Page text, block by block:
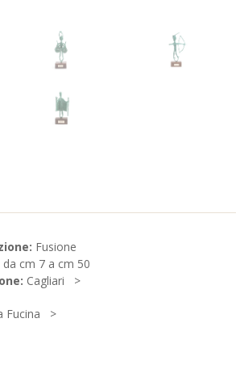
Fusione
da cm 7 a cm 50
Cagliari
Fucina